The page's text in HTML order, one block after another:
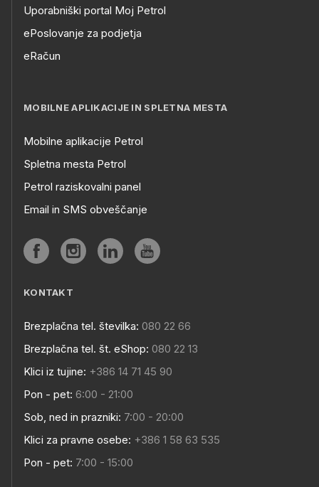
Uporabniški portal Moj Petrol
ePoslovanje za podjetja
eRačun
MOBILNE APLIKACIJE IN SPLETNA MESTA
Mobilne aplikacije Petrol
Spletna mesta Petrol
Petrol raziskovalni panel
Email in SMS obveščanje
KONTAKT
Brezplačna tel. številka: 080 22 66
Brezplačna tel. št. eShop: 080 22 13
Klici iz tujine: +386 14 71 45 90
Pon - pet: 6:00 - 21:00
Sob, ned in prazniki: 7:00 - 20:00
Klici za pravne osebe: +386 1 58 63 535
Pon - pet: 7:00 - 15:00